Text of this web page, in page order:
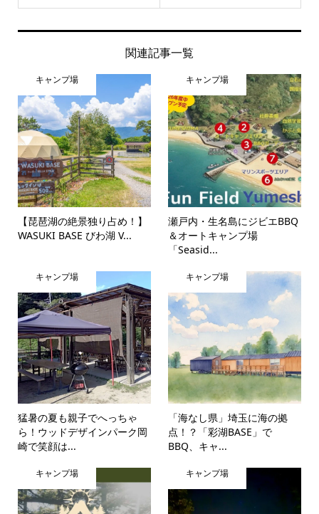
関連記事一覧
キャンプ場
【琵琶湖の絶景独り占め！】
WASUKI BASE びわ湖 V...
キャンプ場
瀬戸内・生名島にジビエBBQ
＆オートキャンプ場
「Seasid...
キャンプ場
猛暑の夏も親子でへっちゃ
ら！ウッドデザインパーク岡
崎で笑顔は...
キャンプ場
「海なし県」埼玉に海の拠
点！？「彩湖BASE」で
BBQ、キャ...
キャンプ場 キャンプ場